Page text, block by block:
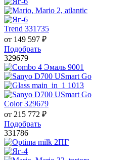
Trend 331735
от 149 597 ₽
Подобрать
329679
Color 329679
от 215 772 ₽
Подобрать
331786